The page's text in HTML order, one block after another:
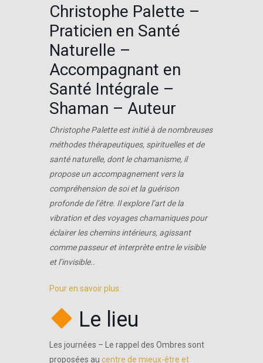
Christophe Palette –
Praticien en Santé
Naturelle –
Accompagnant en
Santé Intégrale –
Shaman – Auteur
Christophe Palette est initié à de nombreuses
méthodes thérapeutiques, spirituelles et de
santé naturelle, dont le chamanisme, il
propose un accompagnement vers la
compréhension de soi et la guérison
profonde de l’être. Il explore l’art de la
vibration et des voyages chamaniques pour
éclairer les chemins intérieurs, agissant
comme passeur et interprète entre le visible
et l’invisible..
Pour en savoir plus.
Le lieu
Les journées – Le rappel des Ombres sont
proposées au centre de mieux-être et